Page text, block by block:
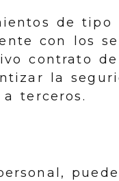
de tipo
con los
contrato de
la
terceros.